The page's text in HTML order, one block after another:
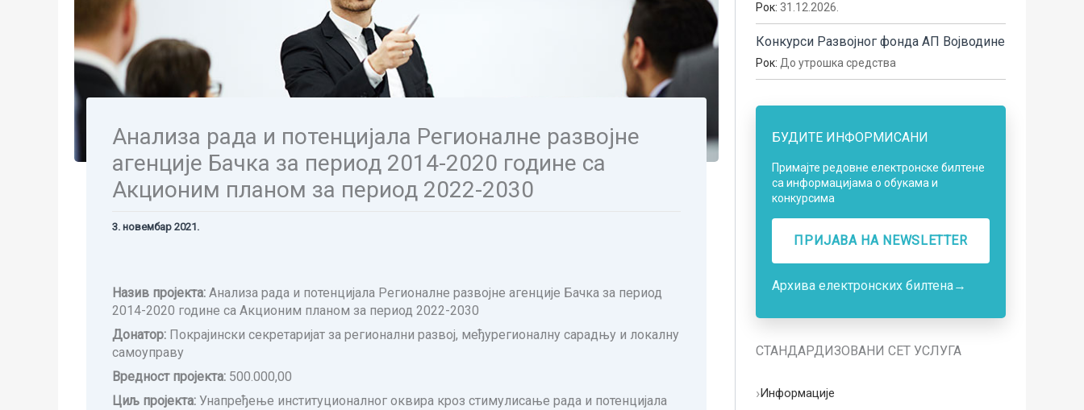
Анализа рада и потенцијала Регионалне развојне
агенције Бачка за период 2014-2020 године са
Акционим планом за период 2022-2030
3. новембар 2021.
Назив пројекта: Анализа рада и потенцијала Регионалне развојне агенције Бачка за период
2014-2020 године са Акционим планом за период 2022-2030
Донатор: Покрајински секретаријат за регионални развој, међурегионалну сарадњу и локалну
самоуправу
Вредност пројекта: 500.000,00
Циљ пројекта: Унапређење институционалног оквира кроз стимулисање рада и потенцијала
Рок: 31.12.2026.
Конкурси Развојног фонда АП Војводине
Рок: До утрошка средства
БУДИТЕ ИНФОРМИСАНИ
Примајте редовне електронске билтене
са информацијама о обукама и
конкурсима
ПРИЈАВА НA NEWSLETTER
Архива електронских билтена→
СТАНДАРДИЗОВАНИ СЕТ УСЛУГА
›Информације